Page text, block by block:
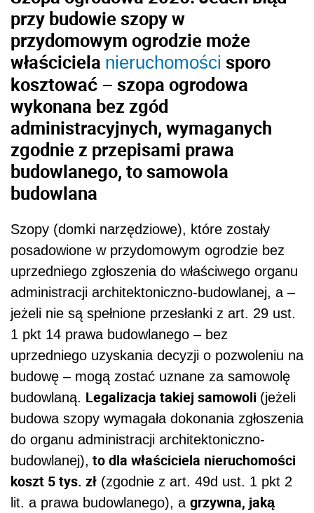
przy budowie szopy w
przydomowym ogrodzie może
właściciela nieruchomości sporo
kosztować – szopa ogrodowa
wykonana bez zgód
administracyjnych, wymaganych
zgodnie z przepisami prawa
budowlanego, to samowola
budowlana
Szopy (domki narzędziowe), które zostały
posadowione w przydomowym ogrodzie bez
uprzedniego zgłoszenia do właściwego organu
administracji architektoniczno-budowlanej, a –
jeżeli nie są spełnione przesłanki z art. 29 ust.
1 pkt 14 prawa budowlanego – bez
uprzedniego uzyskania decyzji o pozwoleniu na
budowę – mogą zostać uznane za samowolę
budowlaną. Legalizacja takiej samowoli (jeżeli
budowa szopy wymagała dokonania zgłoszenia
do organu administracji architektoniczno-
budowlanej), to dla właściciela nieruchomości
koszt 5 tys. zł (zgodnie z art. 49d ust. 1 pkt 2
lit. a prawa budowlanego), a grzywna, jaką